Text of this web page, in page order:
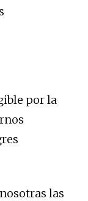
por la
las